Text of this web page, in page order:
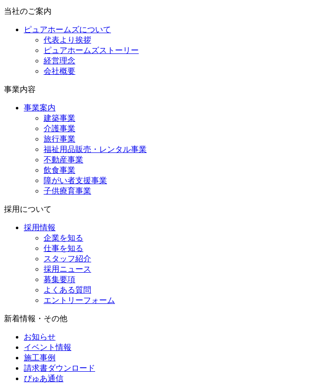
当社のご案内
ピュアホームズについて
代表より挨拶
ピュアホームズストーリー
経営理念
会社概要
事業内容
事業案内
建築事業
介護事業
旅行事業
福祉用品販売・レンタル事業
不動産事業
飲食事業
障がい者支援事業
子供療育事業
採用について
採用情報
企業を知る
仕事を知る
スタッフ紹介
採用ニュース
募集要項
よくある質問
エントリーフォーム
新着情報・その他
お知らせ
イベント情報
施工事例
請求書ダウンロード
ぴゅあ通信